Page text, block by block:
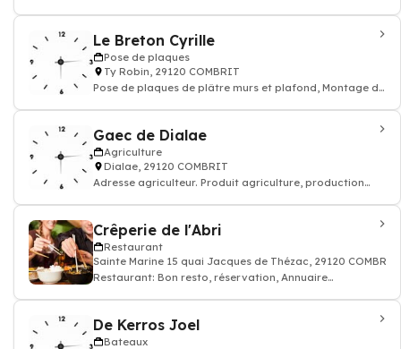
Le Breton Cyrille
Pose de plaques
Ty Robin, 29120 COMBRIT
Pose de plaques de plâtre murs et plafond, Montage de
Gaec de Dialae
Agriculture
Dialae, 29120 COMBRIT
Adresse agriculteur. Produit agriculture, production
Crêperie de l'Abri
Restaurant
Sainte Marine 15 quai Jacques de Thézac, 29120 COMBRIT
Restaurant: Bon resto, réservation, Annuaire
De Kerros Joel
Bateaux